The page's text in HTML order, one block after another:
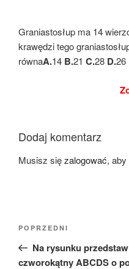
Graniastosłup ma 14
krawędzi tego
równaA.14 B.21 C.28 D.26
Dodaj komentarz
Musisz sięzalogować,
Poprzedni
wpis
POPRZEDNI
Na rysunku
czworokątny ABCDS o